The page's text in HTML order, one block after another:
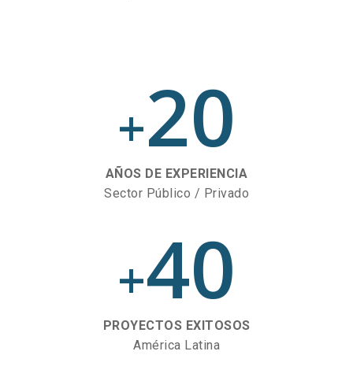
+20
AÑOS DE EXPERIENCIA
Sector Público / Privado
+40
PROYECTOS EXITOSOS
América Latina